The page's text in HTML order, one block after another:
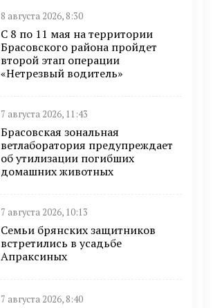
8 августа 2026, 8:30
С 8 по 11 мая на территории
Брасовского района пройдет
второй этап операции
«Нетрезвый водитель»
7 августа 2026, 11:43
Брасовская зональная
ветлаборатория предупреждает
об утилизации погибших
домашних животных
7 августа 2026, 10:13
Семьи брянских защитников
встретились в усадьбе
Апраксиных
7 августа 2026, 8:40